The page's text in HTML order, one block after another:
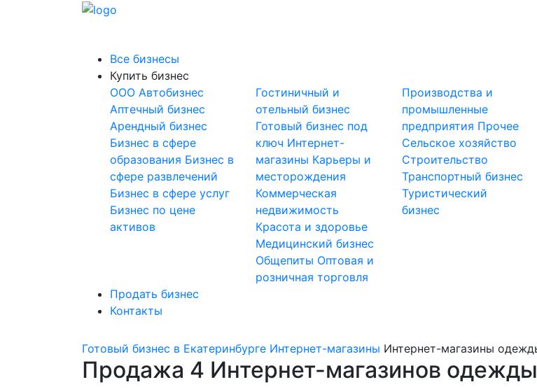
Все бизнесы
Купить бизнес
OOO Автобизнес
Аптечный бизнес
Арендный бизнес
Бизнес в сфере
образования Бизнес в
сфере развлечений
Бизнес в сфере услуг
Бизнес по цене
активов
Гостиничный и
отельный бизнес
Готовый бизнес под
ключ Интернет-
магазины Карьеры и
месторождения
Коммерческая
недвижимость
Красота и здоровье
Медицинский бизнес
Общепиты Оптовая и
розничная торговля
Производства и
промышленные
предприятия Прочее
Сельское хозяйство
Строительство
Транспортный бизнес
Туристический
бизнес
Продать бизнес
Контакты
Готовый бизнес в Екатеринбурге Интернет-магазины Интернет-магазины
Продажа 4 Интернет-магазинов одежды